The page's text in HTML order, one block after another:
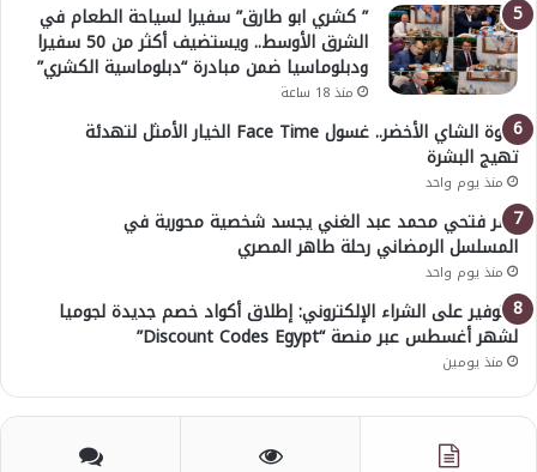
” كشري ابو طارق” سفيرا لسياحة الطعام في
الشرق الأوسط.. ويستضيف أكثر من 50 سفيرا
ودبلوماسيا ضمن مبادرة “دبلوماسية الكشري”
منذ 18 ساعة
قوة الشاي الأخضر.. غسول Face Time الخيار الأمثل لتهدئة
تهيج البشرة
منذ يوم واحد
عمر فتحي محمد عبد الغني يجسد شخصية محورية في
المسلسل الرمضاني رحلة طاهر المصري
منذ يوم واحد
للتوفير على الشراء الإلكتروني: إطلاق أكواد خصم جديدة لجوميا
لشهر أغسطس عبر منصة “Discount Codes Egypt”
منذ يومين